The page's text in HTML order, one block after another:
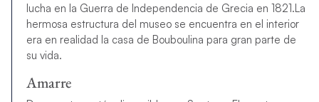
lucha en la Guerra de Independencia de Grecia en 1821.La
hermosa estructura del museo se encuentra en el interior
era en realidad la casa de Bouboulina para gran parte de
su vida.
Amarre